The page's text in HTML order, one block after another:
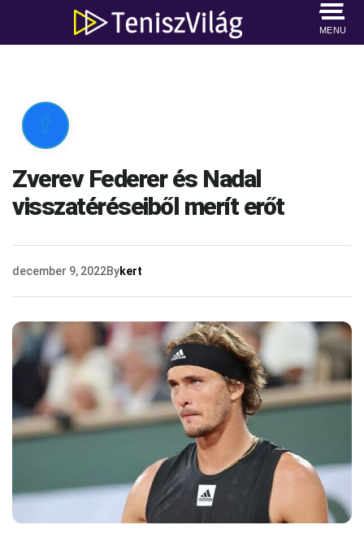
MENU

Zverev Federer és Nadal
visszatéréseiből merít erőt
december 9, 2022Bykert